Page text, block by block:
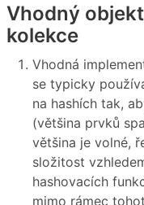
Vhodný
kolekce
Vhodná
se typicky
na hashích tak,
(většina prvků
většina je volné,
složitost
hashovacích
mimo rámec